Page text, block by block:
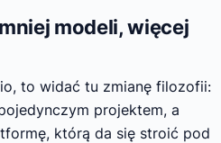
modeli, więcej
to widać tu zmianę filozofii:
projektem, a
którą da się stroić pod